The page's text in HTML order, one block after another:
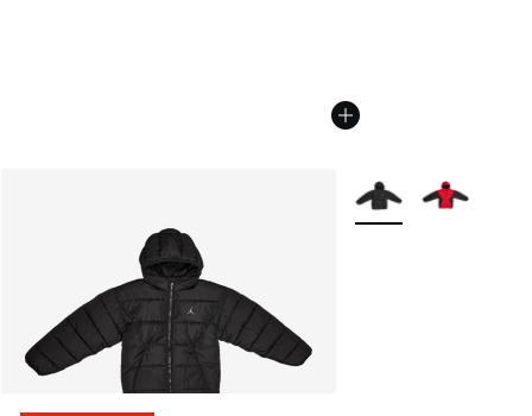
Plus de couleurs